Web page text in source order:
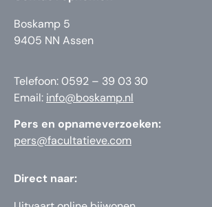
Boskamp 5
9405 NN Assen
Telefoon: 0592 – 39 03 30
Email: info@boskamp.nl
Pers en opnameverzoeken:
pers@facultatieve.com
Direct naar: